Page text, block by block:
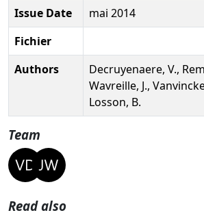
Issue Date
mai 2014
Fichier
Authors
Decruyenaere, V.,
Wavreille, J.,
Losson, B.
Team
Read also